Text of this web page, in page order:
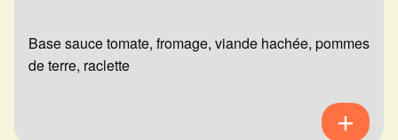
Base sauce tomate, fromage, viande hachée, pommes
de terre, raclette